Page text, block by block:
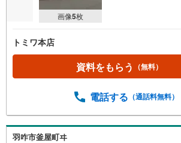
画像5枚
トミワ本店
資料をもらう （無料）
電話する （通話料無料）
羽咋市釜屋町ヰ